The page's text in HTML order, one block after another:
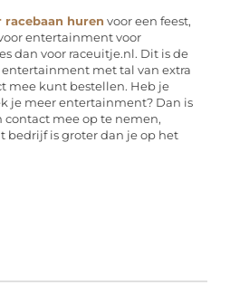
racebaan huren voor een feest,
entertainment voor
dan voor raceuitje.nl. Dit is de
met tal van extra
mee kunt bestellen. Heb je
je meer entertainment? Dan is
mee op te nemen,
bedrijf is groter dan je op het